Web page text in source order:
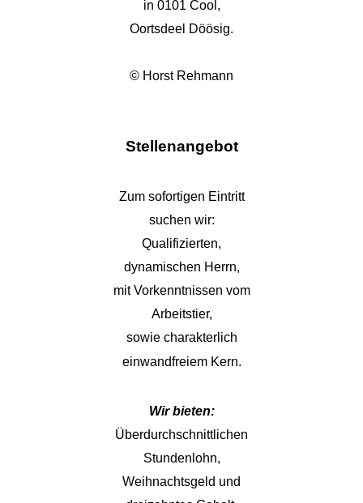
in 0101 Cool,
Oortsdeel Döösig.
© Horst Rehmann
Stellenangebot
Zum sofortigen Eintritt
suchen wir:
Qualifizierten,
dynamischen Herrn,
mit Vorkenntnissen vom
Arbeitstier,
sowie charakterlich
einwandfreiem Kern.
Wir bieten:
Überdurchschnittlichen
Stundenlohn,
Weihnachtsgeld und